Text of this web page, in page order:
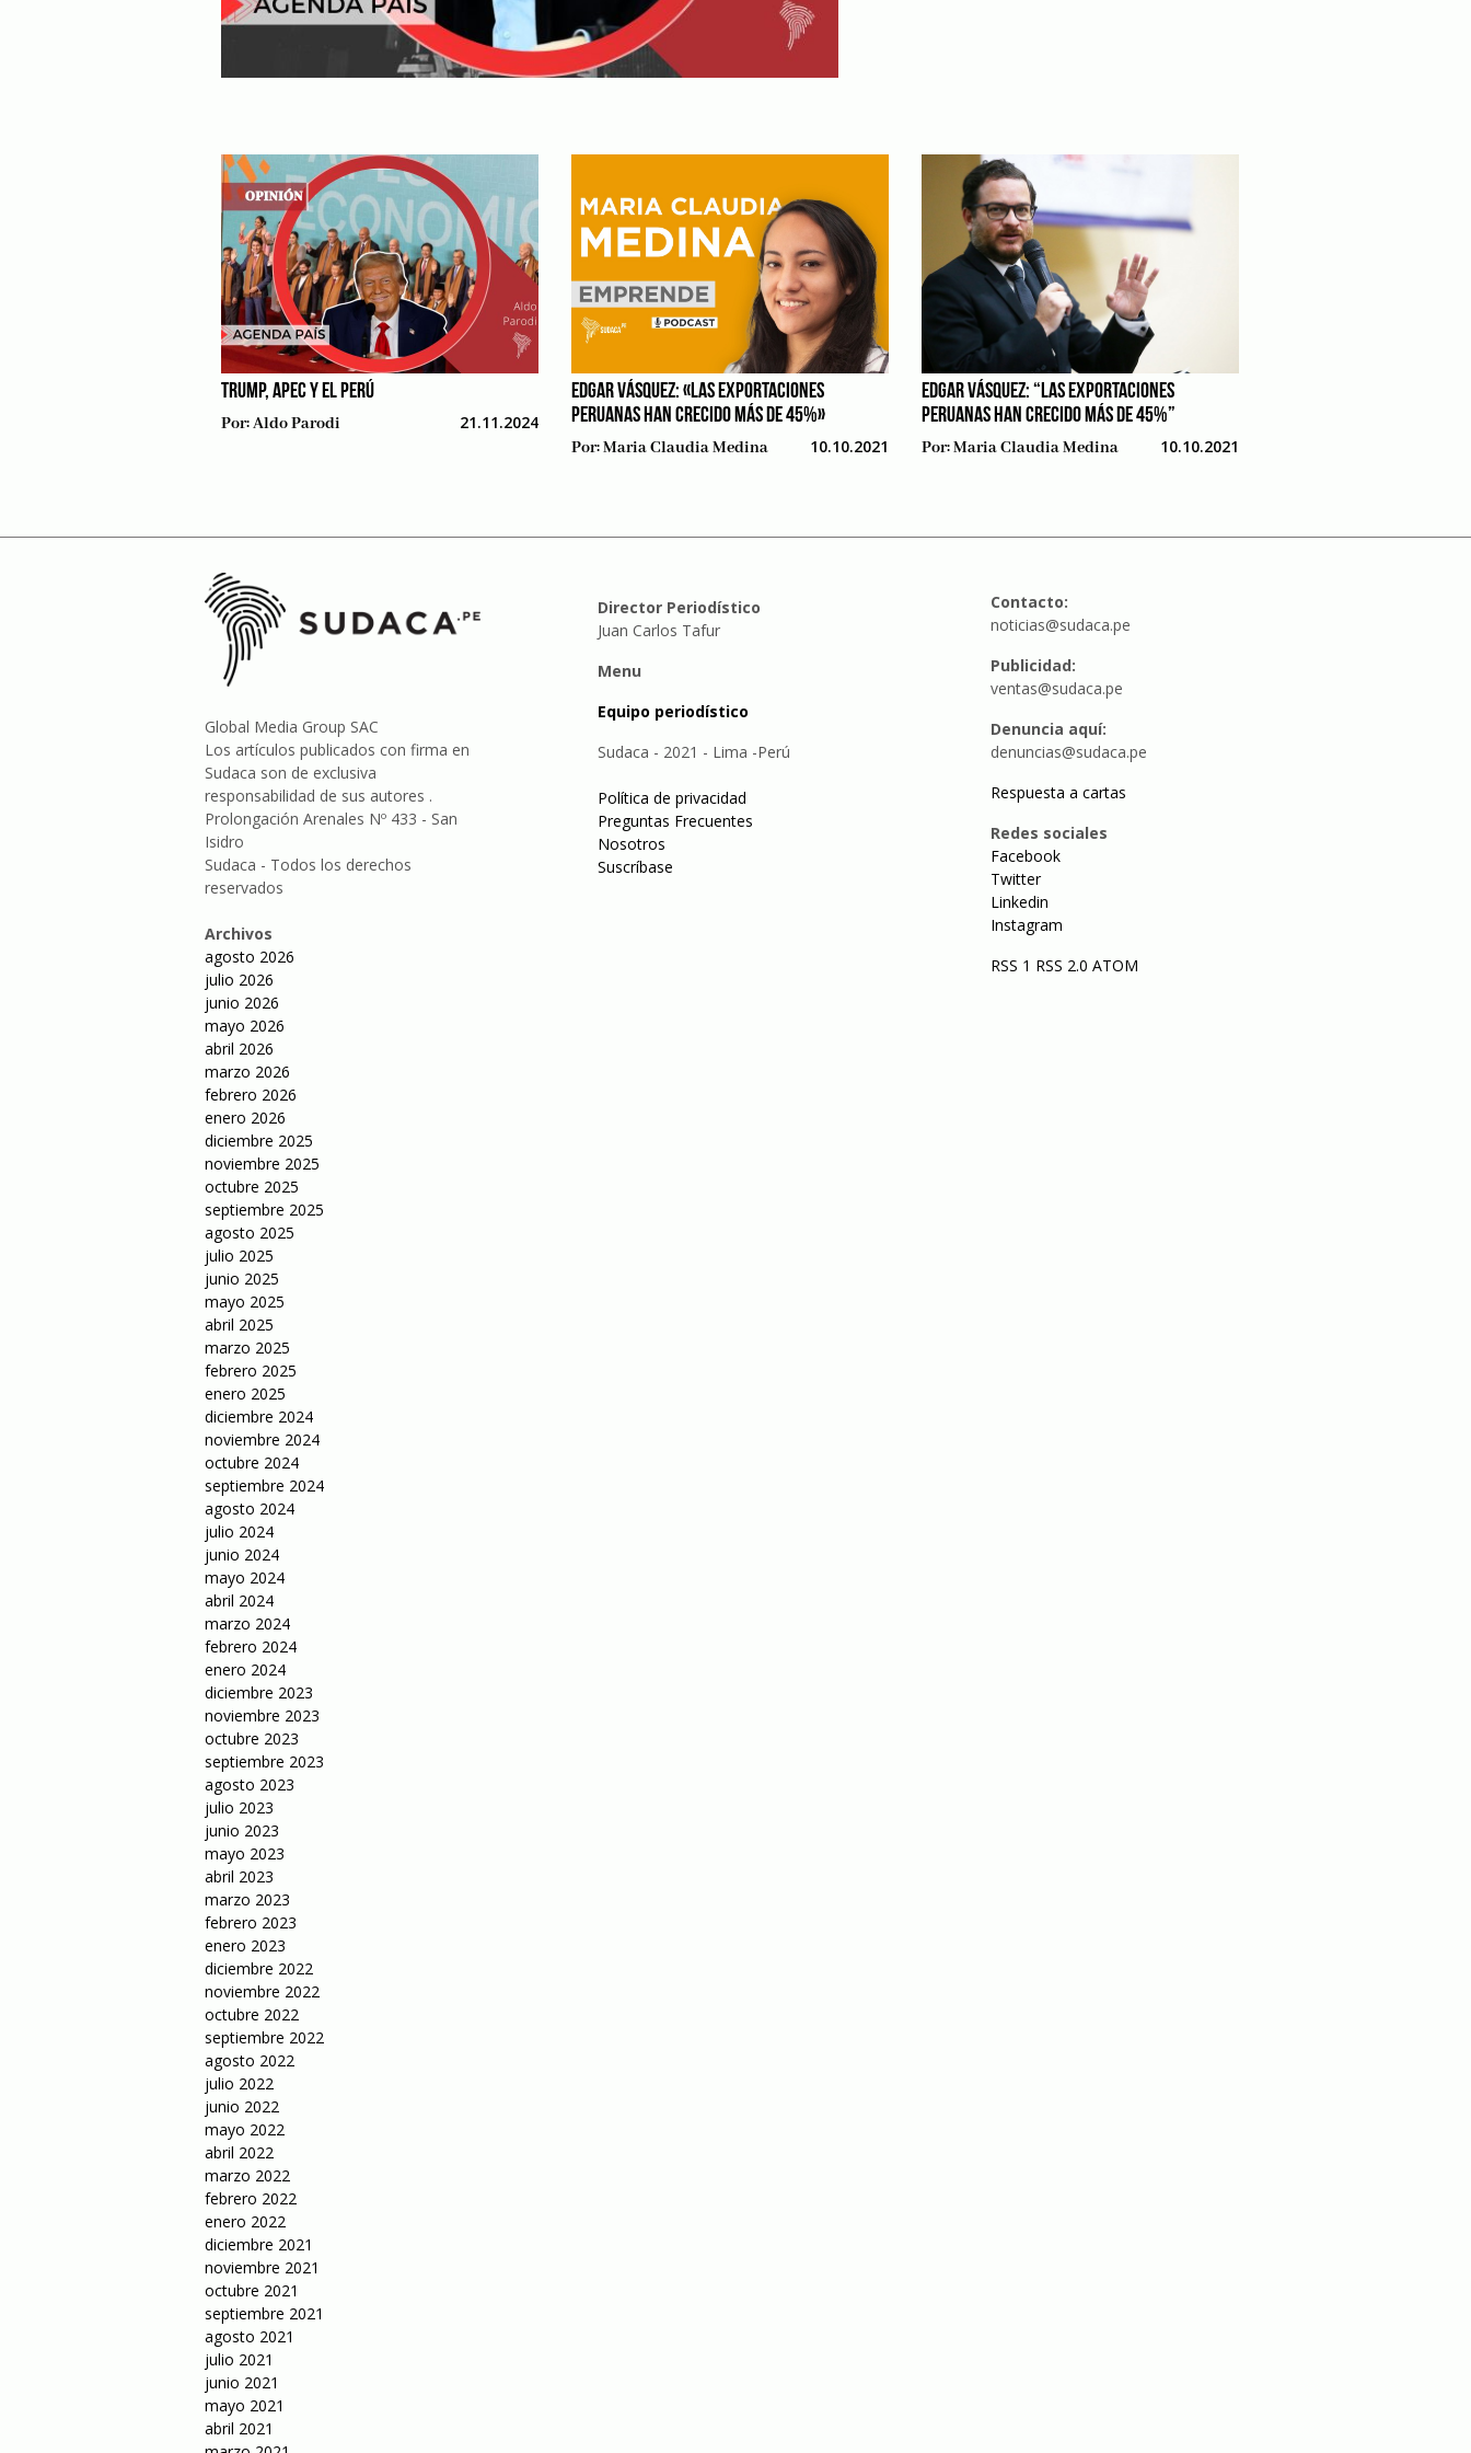
TRUMP, APEC Y EL PERÚ
Por:Aldo Parodi 21.11.2024
EDGAR VÁSQUEZ: «LAS EXPORTACIONES
PERUANAS HAN CRECIDO MÁS DE 45%»
Por:Maria Claudia Medina 10.10.2021
EDGAR VÁSQUEZ: “LAS EXPORTACIONES
PERUANAS HAN CRECIDO MÁS DE 45%”
Por:Maria Claudia Medina 10.10.2021
Global Media Group SAC
Los artículos publicados con firma en
Sudaca son de exclusiva
responsabilidad de sus autores .
Prolongación Arenales Nº 433 - San
Isidro
Sudaca - Todos los derechos
reservados
Archivos
agosto 2026
julio 2026
junio 2026
mayo 2026
abril 2026
marzo 2026
febrero 2026
enero 2026
diciembre 2025
noviembre 2025
octubre 2025
septiembre 2025
agosto 2025
julio 2025
junio 2025
mayo 2025
abril 2025
marzo 2025
febrero 2025
enero 2025
diciembre 2024
noviembre 2024
octubre 2024
septiembre 2024
agosto 2024
julio 2024
junio 2024
mayo 2024
abril 2024
marzo 2024
febrero 2024
enero 2024
diciembre 2023
noviembre 2023
octubre 2023
septiembre 2023
agosto 2023
julio 2023
junio 2023
mayo 2023
abril 2023
marzo 2023
febrero 2023
enero 2023
diciembre 2022
noviembre 2022
octubre 2022
septiembre 2022
agosto 2022
julio 2022
junio 2022
mayo 2022
abril 2022
marzo 2022
febrero 2022
enero 2022
diciembre 2021
noviembre 2021
octubre 2021
septiembre 2021
agosto 2021
julio 2021
junio 2021
mayo 2021
abril 2021
Director Periodístico
Juan Carlos Tafur
Menu
Equipo periodístico
Sudaca - 2021 - Lima -Perú
Política de privacidad
Preguntas Frecuentes
Nosotros
Suscríbase
Contacto:
noticias@sudaca.pe
Publicidad:
ventas@sudaca.pe
Denuncia aquí:
denuncias@sudaca.pe
Respuesta a cartas
Redes sociales
Facebook
Twitter
Linkedin
Instagram
RSS 1 RSS 2.0 ATOM